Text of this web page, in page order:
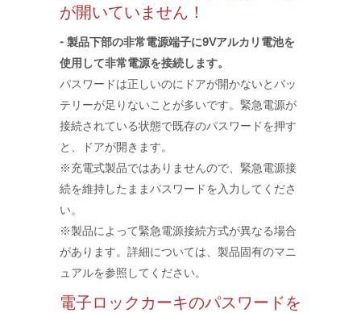
が開いていません！
- 製品下部の非常電源端子に9Vアルカリ電池を
使用して非常電源を接続します。
パスワードは正しいのにドアが開かないとバッ
テリーが足りないことが多いです。緊急電源が
接続されている状態で既存のパスワードを押す
と、ドアが開きます。
​※充電式製品ではありませんので、緊急電源接
続を維持したままパスワードを入力してくださ
い。
​※製品によって緊急電源接続方式が異なる場合
があります。詳細については、製品固有のマニ
ュアルを参照してください。
電子ロックカーキのパスワードを